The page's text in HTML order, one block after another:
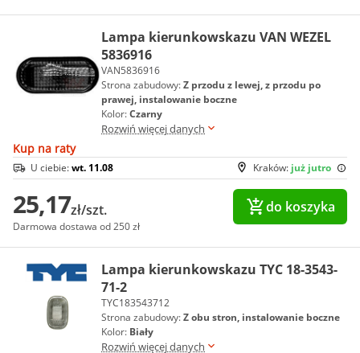
Lampa kierunkowskazu VAN WEZEL
5836916
VAN5836916
Strona zabudowy:Z przodu z lewej, z przodu po
prawej, instalowanie boczne
Kolor:Czarny
Rozwiń więcej danych
Kup na raty
Kraków: już jutro
U ciebie:wt. 11.08
25,17zł/szt.
Darmowa dostawa od 250 zł
do koszyka
Lampa kierunkowskazu TYC 18-3543-
71-2
TYC183543712
Strona zabudowy:Z obu stron, instalowanie boczne
Kolor: Biały
Rozwiń więcej danych